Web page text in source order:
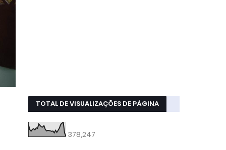
TOTAL DE VISUALIZAÇÕES DE PÁGINA
378,247